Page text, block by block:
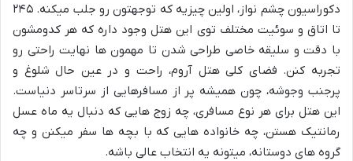
دکوراسیون چشم نواز، اولین چیزیه که توجهتون رو جلب میکنه. ۲۴۵
تا اتاق و سوئیت مختلف توی این هتل وجود داره که هر کدومشون
با دقت و سلیقه خاصی طراحی شدن تا مهمون ها نهایت راحتی رو
تجربه کنن. فضای کلی هتل آروم، راحت و در عین حال شلوغ و
پرجنب وجوشه، چون همیشه پر از مسافرهایی از سرتاسر دنیاست.
این هتل برای هر نوع مسافری، چه زوج هایی که دنبال یه ماه عسل
رمانتیک هستن، چه خانواده هایی که با بچه ها سفر میکنن و چه
گروه های دوستانه، میتونه یه انتخاب عالی باشه.